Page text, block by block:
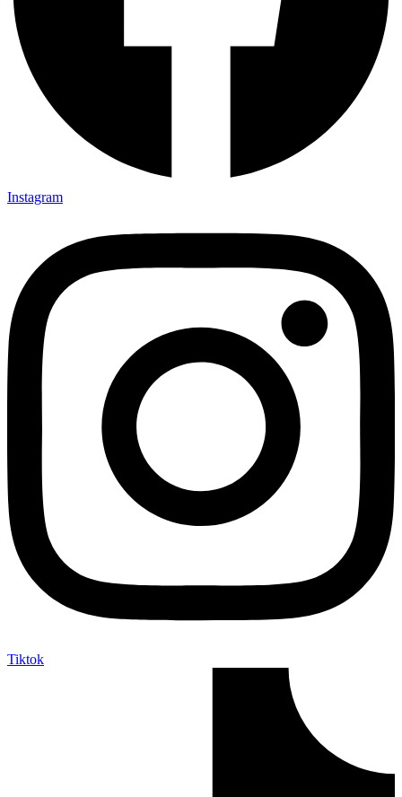
Instagram
Tiktok